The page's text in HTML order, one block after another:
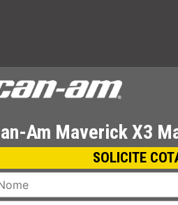
Am Maverick X3
SOLICITE